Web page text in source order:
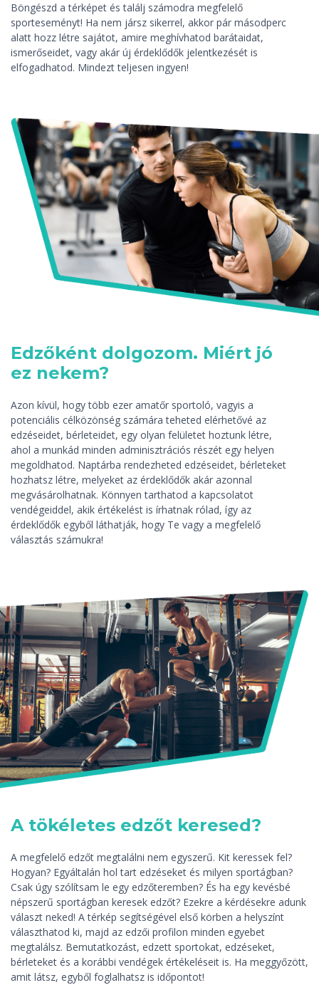
Böngészd a térképet és találj számodra megfelelő
sporteseményt! Ha nem jársz sikerrel, akkor pár másodperc
alatt hozz létre sajátot, amire meghívhatod barátaidat,
ismerőseidet, vagy akár új érdeklődők jelentkezését is
elfogadhatod. Mindezt teljesen ingyen!
Edzőként dolgozom. Miért jó
ez nekem?
Azon kívül, hogy több ezer amatőr sportoló, vagyis a
potenciális célközönség számára teheted elérhetővé az
edzéseidet, bérleteidet, egy olyan felületet hoztunk létre,
ahol a munkád minden adminisztrációs részét egy helyen
megoldhatod. Naptárba rendezheted edzéseidet, bérleteket
hozhatsz létre, melyeket az érdeklődők akár azonnal
megvásárolhatnak. Könnyen tarthatod a kapcsolatot
vendégeiddel, akik értékelést is írhatnak rólad, így az
érdeklődők egyből láthatják, hogy Te vagy a megfelelő
választás számukra!
A tökéletes edzőt keresed?
A megfelelő edzőt megtalálni nem egyszerű. Kit keressek fel?
Hogyan? Egyáltalán hol tart edzéseket és milyen sportágban?
Csak úgy szólítsam le egy edzőteremben? És ha egy kevésbé
népszerű sportágban keresek edzőt? Ezekre a kérdésekre adunk
választ neked! A térkép segítségével első körben a helyszínt
választhatod ki, majd az edzői profilon minden egyebet
megtalálsz. Bemutatkozást, edzett sportokat, edzéseket,
bérleteket és a korábbi vendégek értékeléseit is. Ha meggyőzött,
amit látsz, egyből foglalhatsz is időpontot!